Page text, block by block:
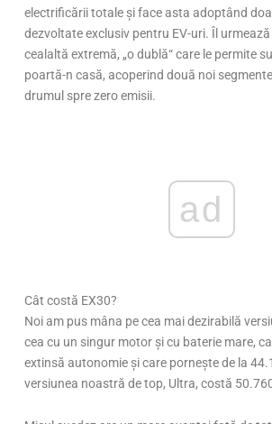
electrificării totale și face asta adoptând
dezvoltate exclusiv pentru EV-uri. Îl
cealaltă extremă, „o dublă“ care le permite
poartă-n casă, acoperind două noi
drumul spre zero emisii.
ad
Cât costă EX30?
Noi am pus mâna pe cea mai dezirabilă
cea cu un singur motor și cu baterie mare,
extinsă autonomie și care pornește de la
versiunea noastră de top, Ultra, costă